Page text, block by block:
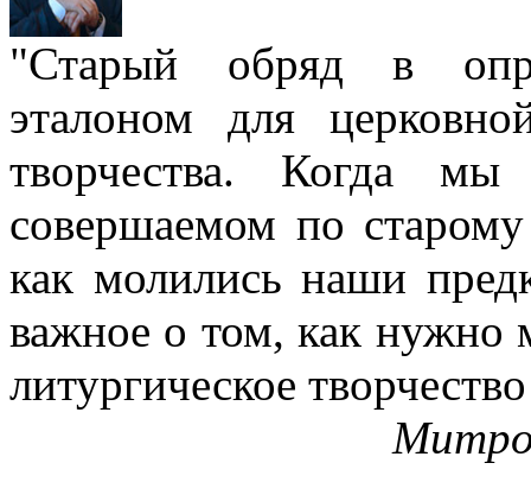
"Старый обряд в
эталоном для
творчества. Когда мы
совершаемом по
как молились наши
важное о том, как нужно
литургическое